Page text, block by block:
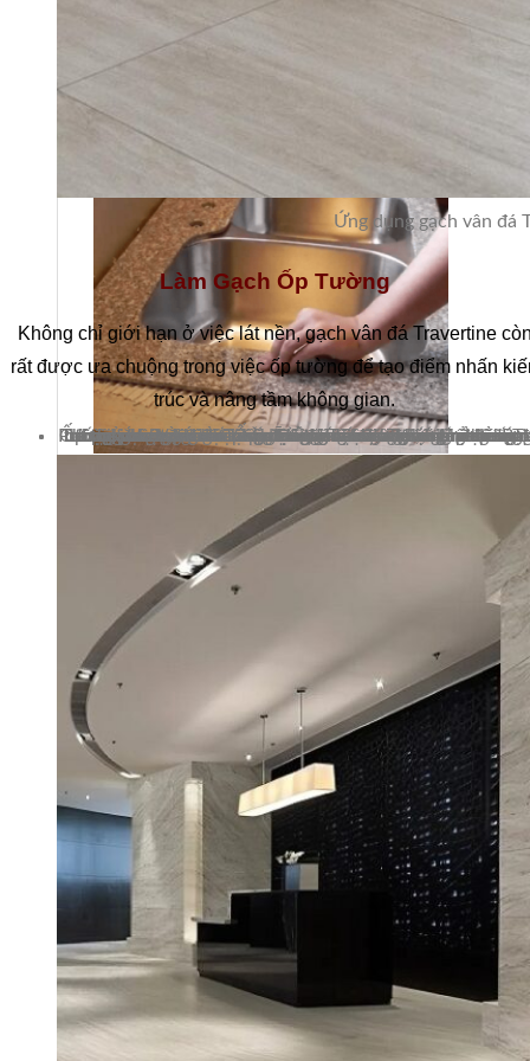
Stone Care
Ứng dụng gạch vân đá
Làm Gạch Ốp Tường
Không chỉ giới hạn ở việc lát nền, gạch vân đá Travertine
rất được ưa chuộng trong việc ốp tường để tạo điểm nhấn
trúc và nâng tầm không gian.
Tường phòng khách: Ốp một mảng tường lớn phía sau TV hoặc sofa bằng gạch ốp tường vân đá Travertine sẽ tạo nên một bức tranh sống động, thu hút mọi ánh nhìn. Bạn có thể chọn vân đối xứng để tạo hiệu ứng ấn tượng hơn.
Phòng tắm: Với khả năng chống thấm và kháng nước vượt trội, gạch vân đá Travertine là vật liệu lý tưởng để ốp tường phòng tắm. Chúng không chỉ mang lại vẻ đẹp sang trọng như spa mà còn dễ dàng vệ sinh, chống ẩm mốc hiệu quả.
Ốp cột, vách ngăn: Gạch vân đá Travertine có thể dùng để ốp các cột trụ hoặc vách ngăn trong nhà, biến chúng thành những điểm nhấn kiến trúc độc đáo, giúp không gian thêm phần bề thế và sang trọng.